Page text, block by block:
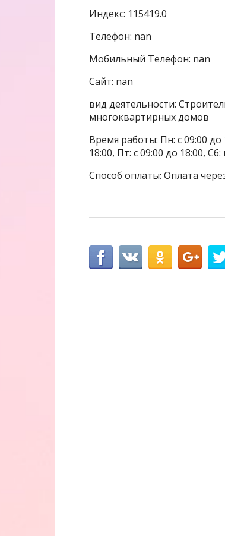
Индекс: 115419.0
Телефон: nan
Мобильный Телефон: nan
Сайт: nan
вид деятельности:
многоквартирных домов
Время работы: Пн: с 09:00 до
18:00, Пт: с 09:00 до 18:00,
Способ оплаты: Оплата